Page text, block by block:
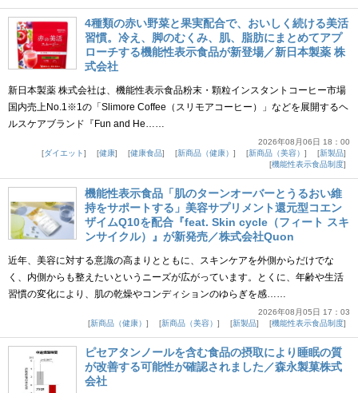
4種類の赤い野菜と果実配合で、おいしく続ける美活
習慣。冷え、脚のむくみ、肌、脂肪にまとめてアプ
ローチする機能性表示食品が新登場／新日本製薬 株
式会社
新日本製薬 株式会社は、機能性表示食品粉末・顆粒インスタントコーヒー市場
国内売上No.1※1の「Slimore Coffee（スリモアコーヒー）」などを展開するヘ
ルスケアブランド『Fun and He……
2026年08月06日 18：00
ダイエット
健康 健康食品 新商品（健康） 新商品（美容）
新製品
機能性表示食品制度
機能性表示食品「肌のターンオーバーとうるおい維
持をサポートする」美容サプリメント還元型コエン
ザイムQ10を配合『feat. Skin cycle（フィート スキ
ンサイクル）』が新発売／株式会社Quon
近年、美容に対する意識の高まりとともに、スキンケアを外側からだけでな
く、内側からも整えたいというニーズが広がっています。とくに、年齢や生活
習慣の変化により、肌の乾燥やコンディションのゆらぎを感……
2026年08月05日 17：03
新商品（健康）
新商品（美容） 新製品 機能性表示食品制度
ピセアタンノールを含む食品の摂取により睡眠の質
が改善する可能性が確認されました／森永製菓株式
会社